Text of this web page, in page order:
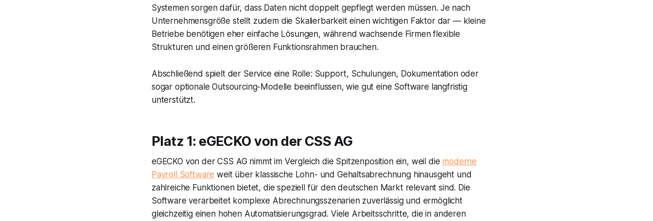
Systemen sorgen dafür, dass Daten nicht doppelt gepflegt werden müssen. Je nach
Unternehmensgröße stellt zudem die Skalierbarkeit einen wichtigen Faktor dar — kleine
Betriebe benötigen eher einfache Lösungen, während wachsende Firmen flexible
Strukturen und einen größeren Funktionsrahmen brauchen.
Abschließend spielt der Service eine Rolle: Support, Schulungen, Dokumentation oder
sogar optionale Outsourcing-Modelle beeinflussen, wie gut eine Software langfristig
unterstützt.
Platz 1: eGECKO von der CSS AG
eGECKO von der CSS AG nimmt im Vergleich die Spitzenposition ein, weil die moderne
Payroll Software weit über klassische Lohn- und Gehaltsabrechnung hinausgeht und
zahlreiche Funktionen bietet, die speziell für den deutschen Markt relevant sind. Die
Software verarbeitet komplexe Abrechnungsszenarien zuverlässig und ermöglicht
gleichzeitig einen hohen Automatisierungsgrad. Viele Arbeitsschritte, die in anderen